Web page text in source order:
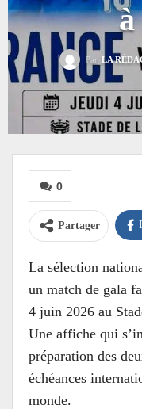
Par LA
0
Partager
La sélection
un match de gala
4 juin 2026 au
Une affiche qui
préparation des
échéances
monde.